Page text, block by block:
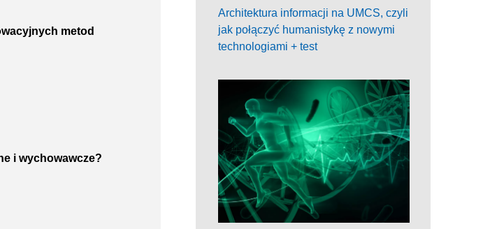
metod
i wychowawcze?
Architektura informacji na UMCS, czyli
jak połączyć humanistykę z nowymi
technologiami + test